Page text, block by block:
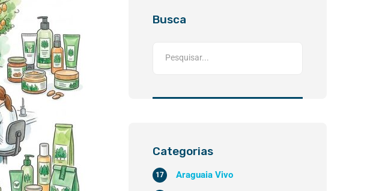
Busca
Categorias
Araguaia Vivo
17